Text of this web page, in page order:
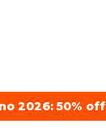
2026: 50% off